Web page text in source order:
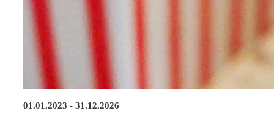
01.01.2023 - 31.12.2026